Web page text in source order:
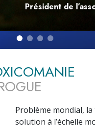
Président de
Problème mondial,
solution à l’échelle